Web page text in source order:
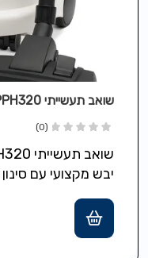
שואב תעשייתי PPH320 סינון HEPA H13
(0)